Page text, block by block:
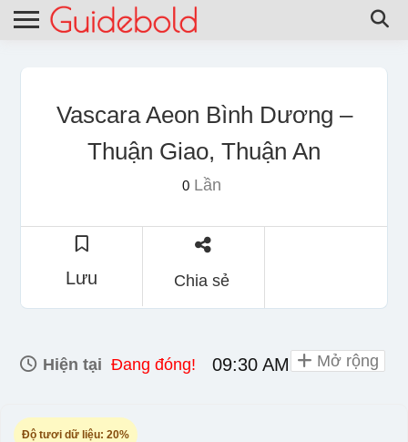
Vascara Aeon Bình Dương –
Thuận Giao, Thuận An
0Lần
Lưu Chia sẻ
Hiện tại Đang đóng! 09:30 AM - 10:00 PM
Độ tươi dữ liệu: 20%
Mở rộng